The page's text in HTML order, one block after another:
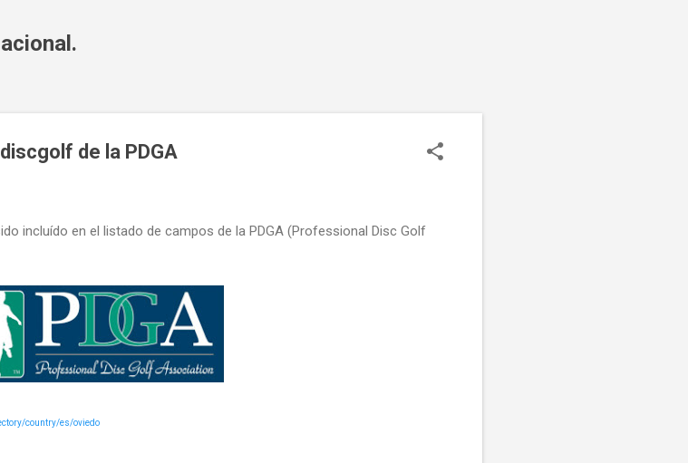
de la PDGA
incluído en el listado de campos de la PDGA (Professional Disc Golf
country/es/oviedo